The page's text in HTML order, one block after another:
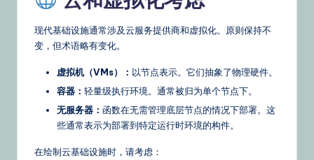
现代基础设施通常涉及云服务提供商和虚拟化。原则保持不
变，但术语略有变化。
虚拟机（VMs）： 以节点表示。它们抽象了物理硬件。
容器： 轻量级执行环境。通常被归为单个节点下。
无服务器： 函数在无需管理底层节点的情况下部署。这
些通常表示为部署到特定运行时环境的构件。
在绘制云基础设施时，请考虑：